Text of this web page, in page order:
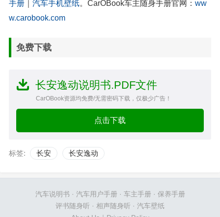
手册
汽车手机壁纸。CarOBook车主随身手册官网： ww
w.carobook.com
免费下载
长安逸动说明书.PDF文件
CarOBook资源均免费/无需密码下载，仅极少广告！
点击下载
标签: 长安 长安逸动
汽车说明书 · 汽车用户手册· 车主手册· 保养手册
评书随身听 · 相声随身听 · 汽车壁纸